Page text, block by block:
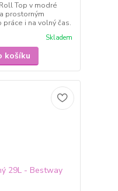
Top v modré
prostorným
i na volný čas.
Skladem
košíku